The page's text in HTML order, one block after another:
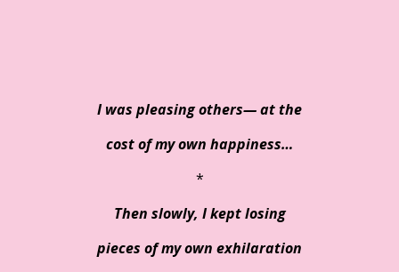
I was pleasing others— at the
cost of my own happiness…
*
Then slowly, I kept losing
pieces of my own exhilaration